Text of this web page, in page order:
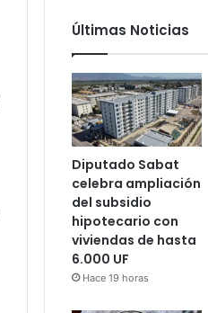
Últimas Noticias
Diputado Sabat
celebra ampliación
del subsidio
hipotecario con
viviendas de hasta
6.000 UF
Hace 19 horas